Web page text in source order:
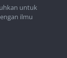
untuk
ilmu